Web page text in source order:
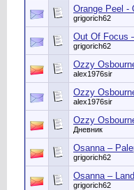
Orange Peel -
grigorich62
Out Of Focus
grigorich62
Ozzy
alex1976sir
Ozzy
alex1976sir
Ozzy
Дневник
Osanna –
grigorich62
Osanna –
grigorich62